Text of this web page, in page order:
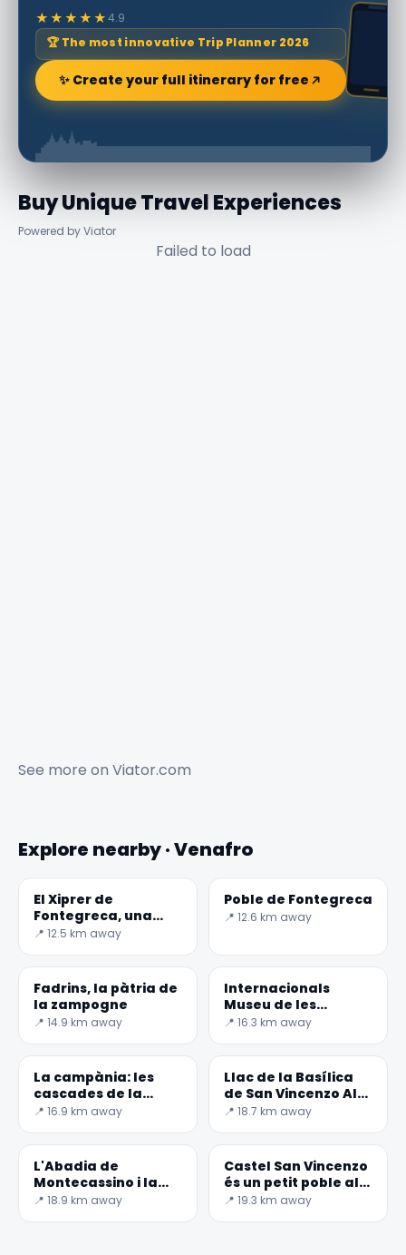
★★★★★4.9
🏆 The most innovative Trip Planner 2026
✨ Create your full itinerary for free
Buy Unique Travel Experiences
Powered by Viator
Failed to load
See more on Viator.com
Explore nearby · Venafro
El Xiprer de
Fontegreca, una
fada lloc
📍 12.5 km away
Poble de Fontegreca
📍 12.6 km away
Fadrins, la pàtria de
la zampogne
📍 14.9 km away
Internacionals
Museu de les
Guerres Mundials en
📍 16.3 km away
La campània: les
cascades de la
Conca
📍 16.9 km away
Llac de la Basílica
de San Vincenzo Al
Volturno
📍 18.7 km away
L'Abadia de
Montecassino i la
seva reconstrucció
📍 18.9 km away
Castel San Vincenzo
és un petit poble als
Abruços
📍 19.3 km away
✕